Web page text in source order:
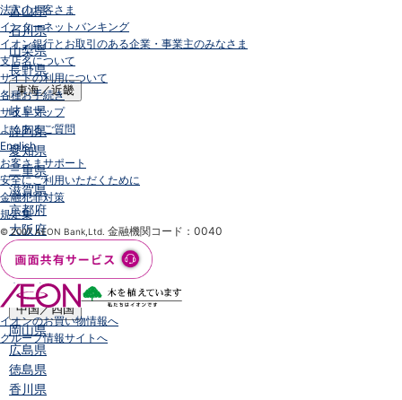
富山県
石川県
山梨県
長野県
東海／近畿
岐阜県
静岡県
愛知県
三重県
滋賀県
京都府
大阪府
兵庫県
奈良県
和歌山県
中国／四国
岡山県
広島県
徳島県
香川県
法人のお客さま
インターネットバンキング
イオン銀行とお取引のある企業・事業主のみなさま
支店名について
サイトの利用について
各種お手続き
サイトマップ
よくあるご質問
English
お客さまサポート
安全にご利用いただくために
金融犯罪対策
規定集
© 2007 AEON Bank,Ltd. 金融機関コード：0040
イオンのお買い物情報へ
グループ情報サイトへ